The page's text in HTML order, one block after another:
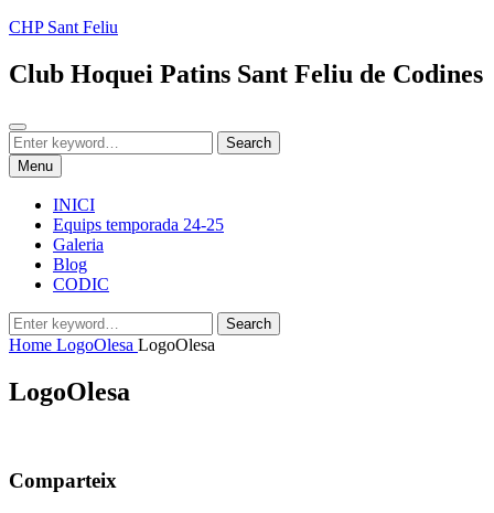
Skip
content
CHP Sant Feliu
Club Hoquei Patins Sant Feliu de Codines
Search
Search
for:
Search
Menu
INICI
Equips temporada 24-25
Galeria
Blog
CODIC
Search
for:
Search
Home LogoOlesa LogoOlesa
LogoOlesa
Comparteix